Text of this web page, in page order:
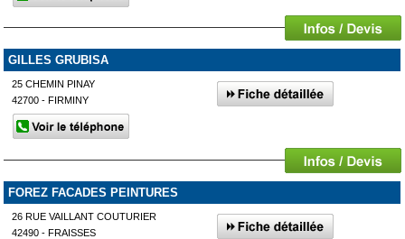
GILLES GRUBISA
25 CHEMIN PINAY
42700 - FIRMINY
FOREZ FACADES PEINTURES
26 RUE VAILLANT COUTURIER
42490 - FRAISSES